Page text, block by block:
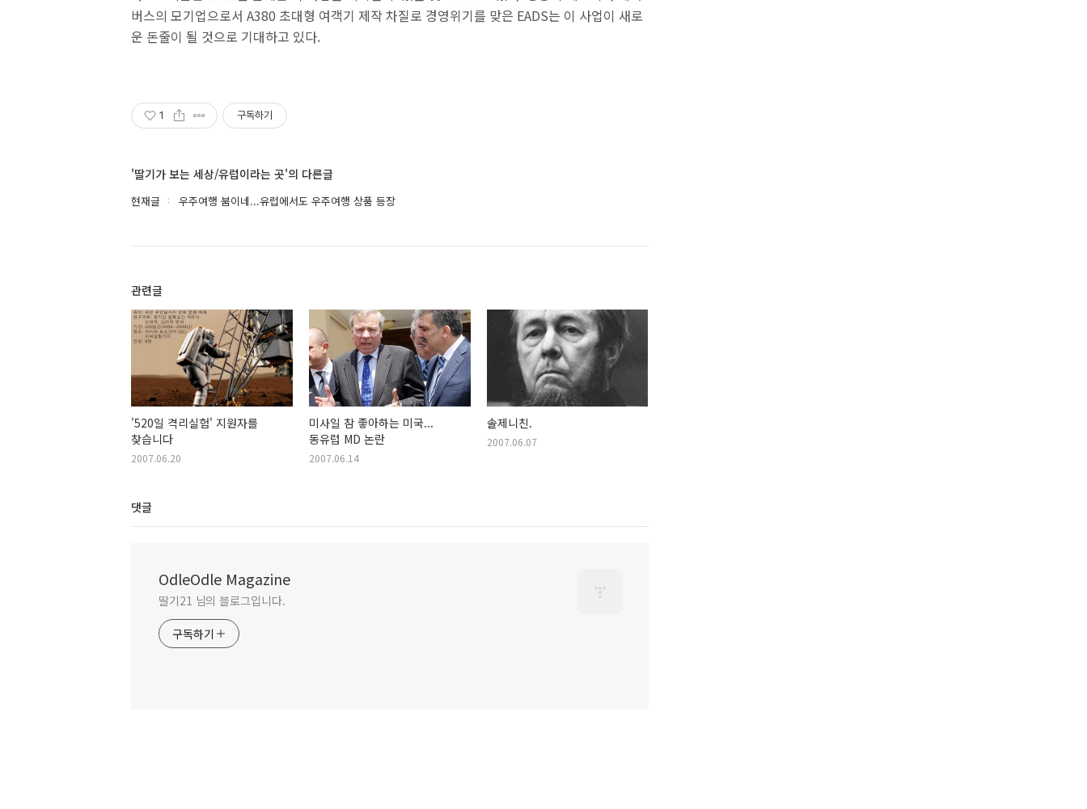
버스의 모기업으로서 A380 초대형 여객기 제작 차질로 경영위기를 맞은 EADS는 이 사업이 새로
운 돈줄이 될 것으로 기대하고 있다.
1 구독하기
'딸기가 보는 세상/유럽이라는 곳'의 다른글
현재글 우주여행 붐이네...유럽에서도 우주여행 상품 등장
관련글
'520일 격리실험' 지원자를
찾습니다
2007.06.20
미사일 참 좋아하는 미국...
동유럽 MD 논란
2007.06.14
솔제니친.
2007.06.07
댓글
OdleOdle Magazine
딸기21 님의 블로그입니다.
구독하기